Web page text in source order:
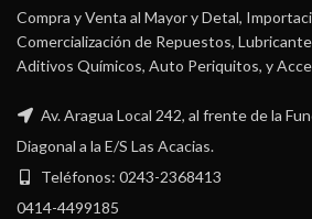
Compra y Venta al Mayor y Detal,
Comercialización de Repuestos,
Aditivos Químicos, Auto Periquitos, y
Av. Aragua Local 242, al frente de la
Diagonal a la E/S Las Acacias.
Teléfonos: 0243-2368413
0414-4499185